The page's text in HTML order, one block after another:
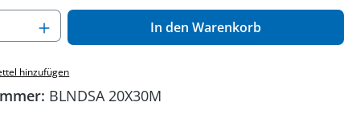
Gib den gewünschten Wert
In den Warenkorb
hinzufügen
BLNDSA 20X30M